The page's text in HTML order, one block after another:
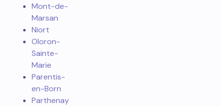
Mont-de-
Marsan
Niort
Oloron-
Sainte-
Marie
Parentis-
en-Born
Parthenay